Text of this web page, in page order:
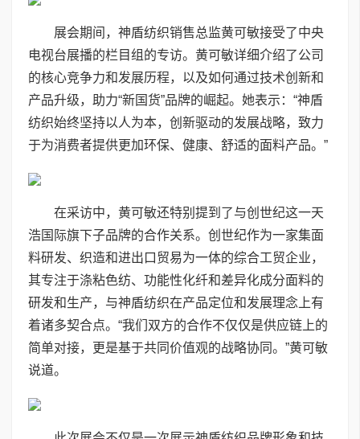
展会期间，神盾纺织销售总监黄可敏接受了中央
电视台展播的栏目组的专访。黄可敏详细介绍了公司
的核心竞争力和发展历程，以及如何通过技术创新和
产品升级，助力“新国货”品牌的崛起。她表示：“神盾
纺织始终坚持以人为本，创新驱动的发展战略，致力
于为消费者提供更加环保、健康、舒适的面料产品。”
在采访中，黄可敏还特别提到了与创世纪这一天
浩国际旗下子品牌的合作关系。创世纪作为一家集面
料研发、织造和进出口贸易为一体的综合工贸企业，
其专注于涤粘色纺、功能性化纤和差异化成分面料的
研发和生产，与神盾纺织在产品定位和发展理念上有
着诸多契合点。“我们双方的合作不仅仅是供应链上的
简单对接，更是基于共同价值观的战略协同。”黄可敏
说道。